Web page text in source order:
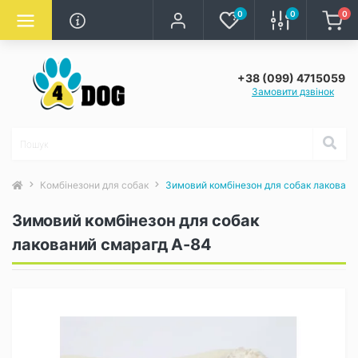
0 0 0
+38 (099) 4715059
Замовити дзвінок
Комбінезони для собак Зимовий комбінезон для собак
Зимовий комбінезон для собак
лакований смарагд A-84